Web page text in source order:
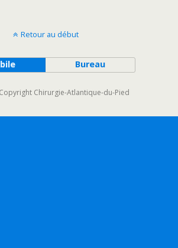
Retour au début
Bureau
Chirurgie-Atlantique-du-Pied